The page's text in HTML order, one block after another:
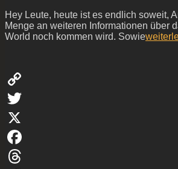
Hey Leute, heute ist es endlich soweit,
Menge an weiteren Informationen über
World noch kommen wird. Sowie
Copy
Link
Twitter
X
Facebook